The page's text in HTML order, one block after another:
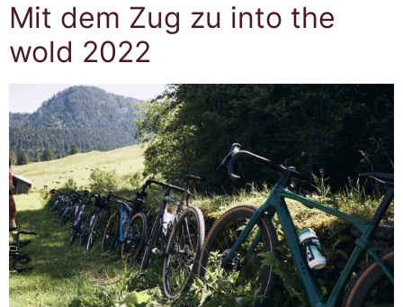
Mit dem Zug zu into the
wold 2022